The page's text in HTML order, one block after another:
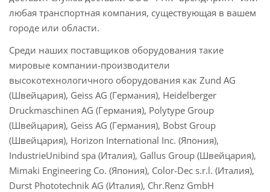
любая транспортная компания, существующая в вашем
городе или области.
Среди наших поставщиков оборудования такие
мировые компании-производители
высокотехнологичного оборудования как Zund AG
(Швейцария), Geiss AG (Германия), Heidelberger
Druckmaschinen AG (Германия), Polytype Group
(Швейцария), Geiss AG (Германия), Bobst Group
(Швейцария), Horizon International Inc. (Япония),
IndustrieUnibind spa (Италия), Gallus Group (Швейцария),
Mimaki Engineering Co. (Япония), Color-Dec s.r.l. (Италия),
Durst Phototechnik AG (Италия), Chr.Renz GmbH